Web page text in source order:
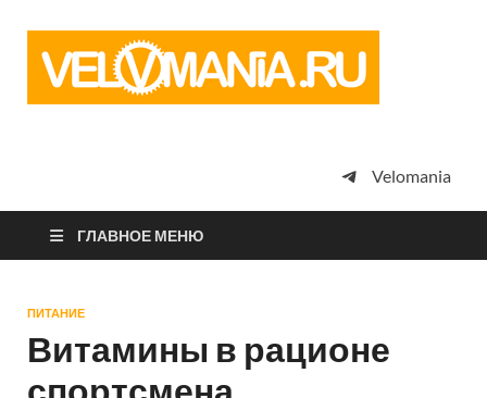
просто
Velomania
ГЛАВНОЕ МЕНЮ
ПИТАНИЕ
Витамины в рационе